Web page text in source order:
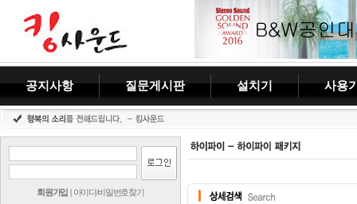
공지사항 질문게시판 설치기 사용
회원가입 | 아이디/비밀번호찾기